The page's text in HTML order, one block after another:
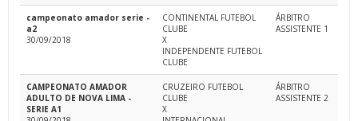
campeonato amador serie -
a2
30/09/2018
CONTINENTAL FUTEBOL
CLUBE
X
INDEPENDENTE FUTEBOL
CLUBE
ÁRBITRO
ASSISTENTE 1
CAMPEONATO AMADOR
ADULTO DE NOVA LIMA -
SERIE A1
CRUZEIRO FUTEBOL
CLUBE
X
ÁRBITRO
ASSISTENTE 2